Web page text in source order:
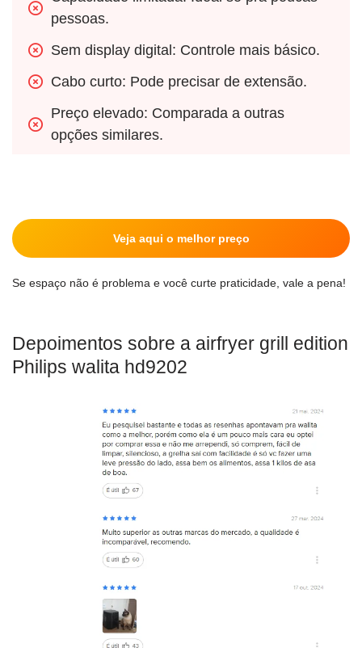
pessoas.
Sem display digital: Controle mais básico.
Cabo curto: Pode precisar de extensão.
Preço elevado: Comparada a outras
opções similares.
Veja aqui o melhor preço
Se espaço não é problema e você curte praticidade, vale a pena!
Depoimentos sobre a airfryer grill edition
Philips walita hd9202